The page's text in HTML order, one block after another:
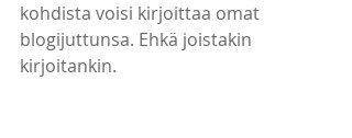
kohdista voisi kirjoittaa omat
blogijuttunsa. Ehkä joistakin
kirjoitankin.